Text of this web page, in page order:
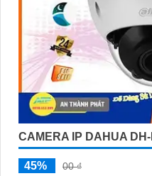
CAMERA IP DAHUA
45%
00 ₫